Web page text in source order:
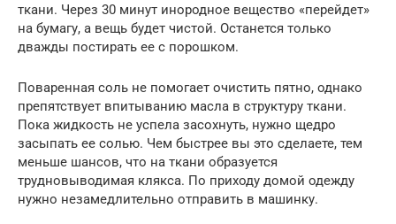
ткани. Через 30 минут инородное вещество «перейдет»
на бумагу, а вещь будет чистой. Останется только
дважды постирать ее с порошком.
Поваренная соль не помогает очистить пятно, однако
препятствует впитыванию масла в структуру ткани.
Пока жидкость не успела засохнуть, нужно щедро
засыпать ее солью. Чем быстрее вы это сделаете, тем
меньше шансов, что на ткани образуется
трудновыводимая клякса. По приходу домой одежду
нужно незамедлительно отправить в машинку.